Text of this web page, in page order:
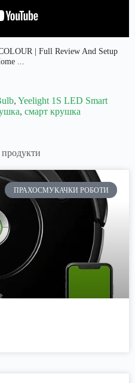
| Full Review And Setup
...
, Yeelight 1S LED Smart
, смарт крушка
ПРАХОСМУКАЧКИ РОБОТИ